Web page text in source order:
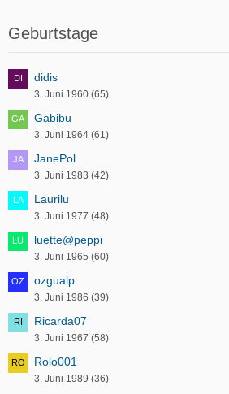
Geburtstage
didis
3. Juni 1960 (65)
Gabibu
3. Juni 1964 (61)
JanePol
3. Juni 1983 (42)
Laurilu
3. Juni 1977 (48)
luette@peppi
3. Juni 1965 (60)
ozgualp
3. Juni 1986 (39)
Ricarda07
3. Juni 1967 (58)
Rolo001
3. Juni 1989 (36)